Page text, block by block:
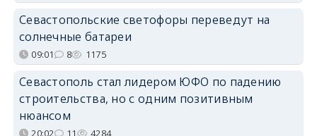
Севастопольские светофоры переведут на
солнечные батареи
09:01 8 1175
Севастополь стал лидером ЮФО по падению
строительства, но с одним позитивным
нюансом